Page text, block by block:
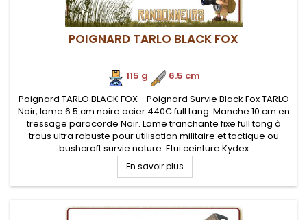
POIGNARD TARLO BLACK FOX
115 g
6.5 cm
Poignard TARLO BLACK FOX - Poignard Survie Black Fox TARLO
Noir, lame 6.5 cm noire acier 440C full tang. Manche 10 cm en
tressage paracorde Noir. Lame tranchante fixe full tang à
trous ultra robuste pour utilisation militaire et tactique ou
bushcraft survie nature. Etui ceinture Kydex
En savoir plus